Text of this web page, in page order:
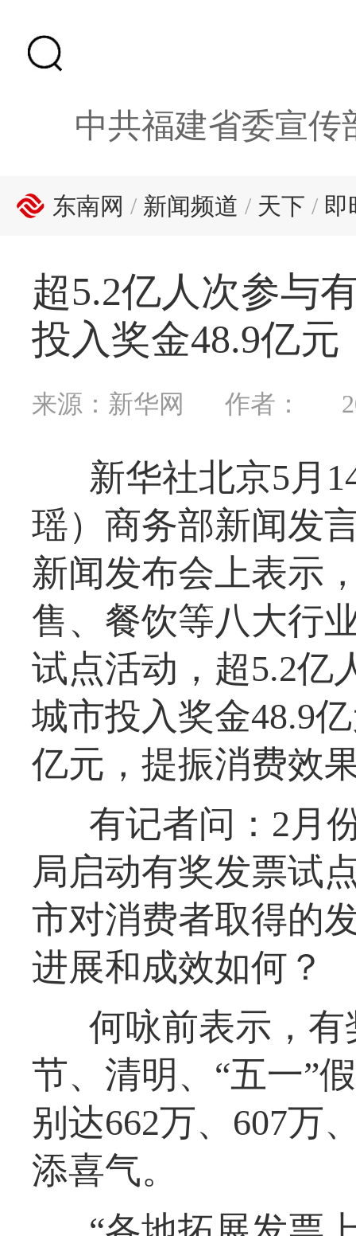
中共福建省委宣传
东南网 / 新闻频道 / 天下 / 即
超5.2亿人次参与
投入奖金48.9亿元
来源：新华网 作者：
新华社北京5月
瑶）商务部新闻发
新闻发布会上表示
售、餐饮等八大行
试点活动，超5.2亿
城市投入奖金48.9
亿元，提振消费效
有记者问：2月
局启动有奖发票试
市对消费者取得的
进展和成效如何？
何咏前表示，
节、清明、“五一”
别达662万、607万
添喜气。